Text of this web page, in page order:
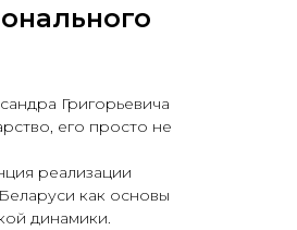
Григорьевича
его просто не
реализации
как основы
динамики.